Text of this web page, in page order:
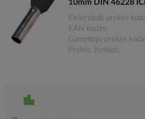
10mm DIN 46228
Elektrobalt prekės
EAN kodas
Gamintojo prekės
Prekės ženklas